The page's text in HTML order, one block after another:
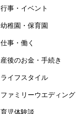
行事・イベント
幼稚園・保育園
仕事・働く
産後のお金・手続き
ライフスタイル
ファミリーウエディング
育児体験談